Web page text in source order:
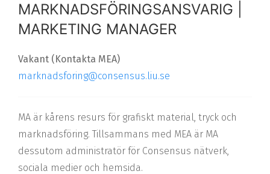
MARKNADSFÖRINGSANSVARIG |
MARKETING MANAGER
Vakant (Kontakta MEA)
marknadsforing@consensus.liu.se
MA är kårens resurs för grafiskt material, tryck och
marknadsföring. Tillsammans med MEA är MA
dessutom administratör för Consensus nätverk,
sociala medier och hemsida.